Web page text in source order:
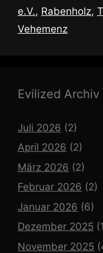
e.V., Rabenholz,
Vehemenz
Evilized Archiv
Juli 2026 (2)
April 2026 (2)
März 2026 (2)
Februar 2026 (2)
Januar 2026 (6)
Dezember 2025
November 2025